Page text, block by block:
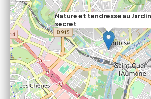
Nature et tendresse au Jardin
secret